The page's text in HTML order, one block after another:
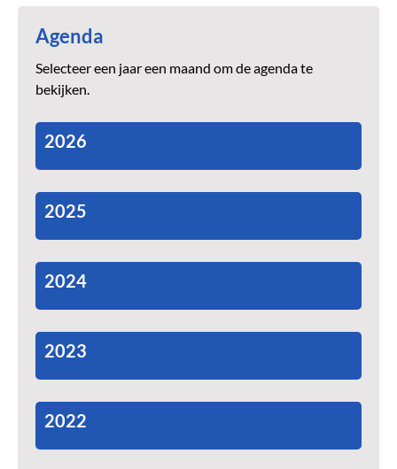
Agenda
Selecteer een jaar een maand om de agenda te
bekijken.
2026
2025
2024
2023
2022